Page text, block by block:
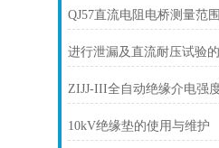
QJ57直流电阻电桥测量范围
10kV绝缘垫的使用与维护